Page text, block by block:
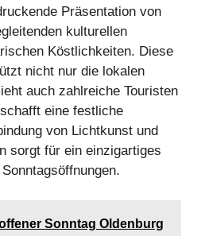
Präsentation von
kulturellen
Köstlichkeiten. Diese
nicht nur die lokalen
auch zahlreiche Touristen
eine festliche
von Lichtkunst und
sorgt für ein einzigartiges
Sonntag Oldenburg